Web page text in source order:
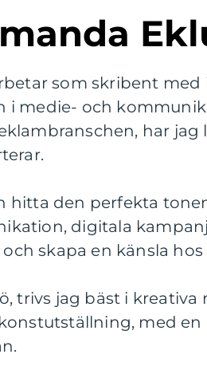
som skribent
i medie- och
har
hitta den perfekta
digitala
skapa en känsla
trivs jag bäst i
med